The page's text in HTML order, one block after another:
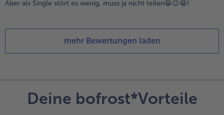
Aber als Single stört es wenig, muss ja nicht teilen😁😉😁!
mehr Bewertungen laden
Deine bofrost*Vorteile